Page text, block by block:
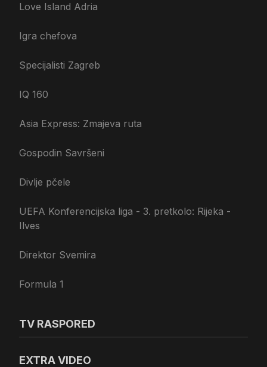
Love Island Adria
Igra chefova
Specijalisti Zagreb
IQ 160
Asia Express: Zmajeva ruta
Gospodin Savršeni
Divlje pčele
UEFA Konferencijska liga - 3. pretkolo: Rijeka -
Ilves
Direktor Svemira
Formula 1
TV RASPORED
EXTRA VIDEO